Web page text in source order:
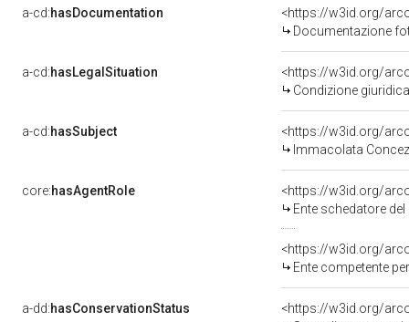
a-cd:hasDocumentation
Documentazione
a-cd:hasLegalSituation
<https://w3id.org/
Condizione
a-cd:hasSubject
<https://w3id.org/
Immacolata
core:hasAgentRole
<https://w3id.org/
Ente schedatore
<https://w3id.org/
Ente competente per tutela del
a-dd:hasConservationStatus
<https://w3id.org/